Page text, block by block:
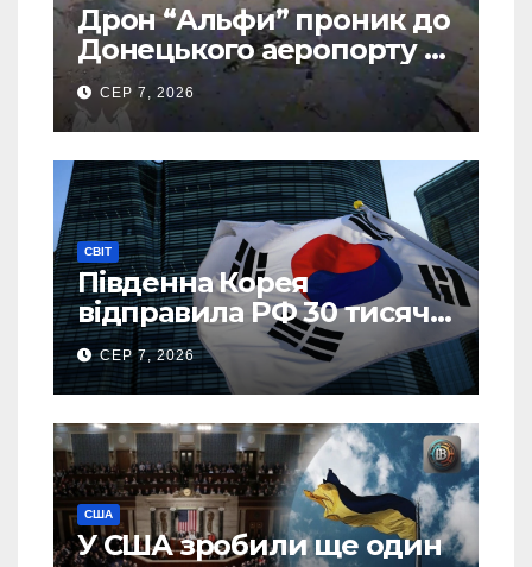
Дрон “Альфи” проник до
Донецького аеропорту та
спалив “Шахед” ще до
запуску
СЕР 7, 2026
СВІТ
Південна Корея
відправила РФ 30 тисяч
тонн авіапалива
СЕР 7, 2026
США
У США зробили ще один